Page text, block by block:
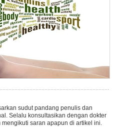
sudut pandang penulis dan
Selalu konsultasikan dengan dokter
saran apapun di artikel ini.